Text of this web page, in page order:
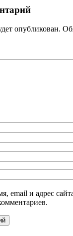
опубликован.
email и адрес